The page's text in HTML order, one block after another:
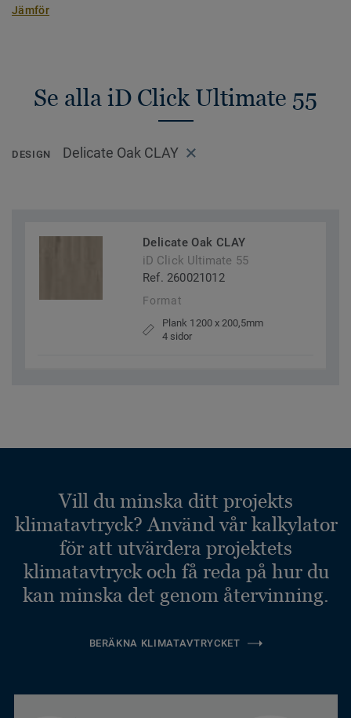
Jämför
Se alla iD Click Ultimate 55
DESIGN Delicate Oak CLAY
Delicate Oak CLAY
iD Click Ultimate 55
Ref. 260021012
Format
Plank 1200 x 200,5mm
4 sidor
Vill du minska ditt projekts
klimatavtryck? Använd vår kalkylator
för att utvärdera projektets
klimatavtryck och få reda på hur du
kan minska det genom återvinning.
BERÄKNA KLIMATAVTRYCKET